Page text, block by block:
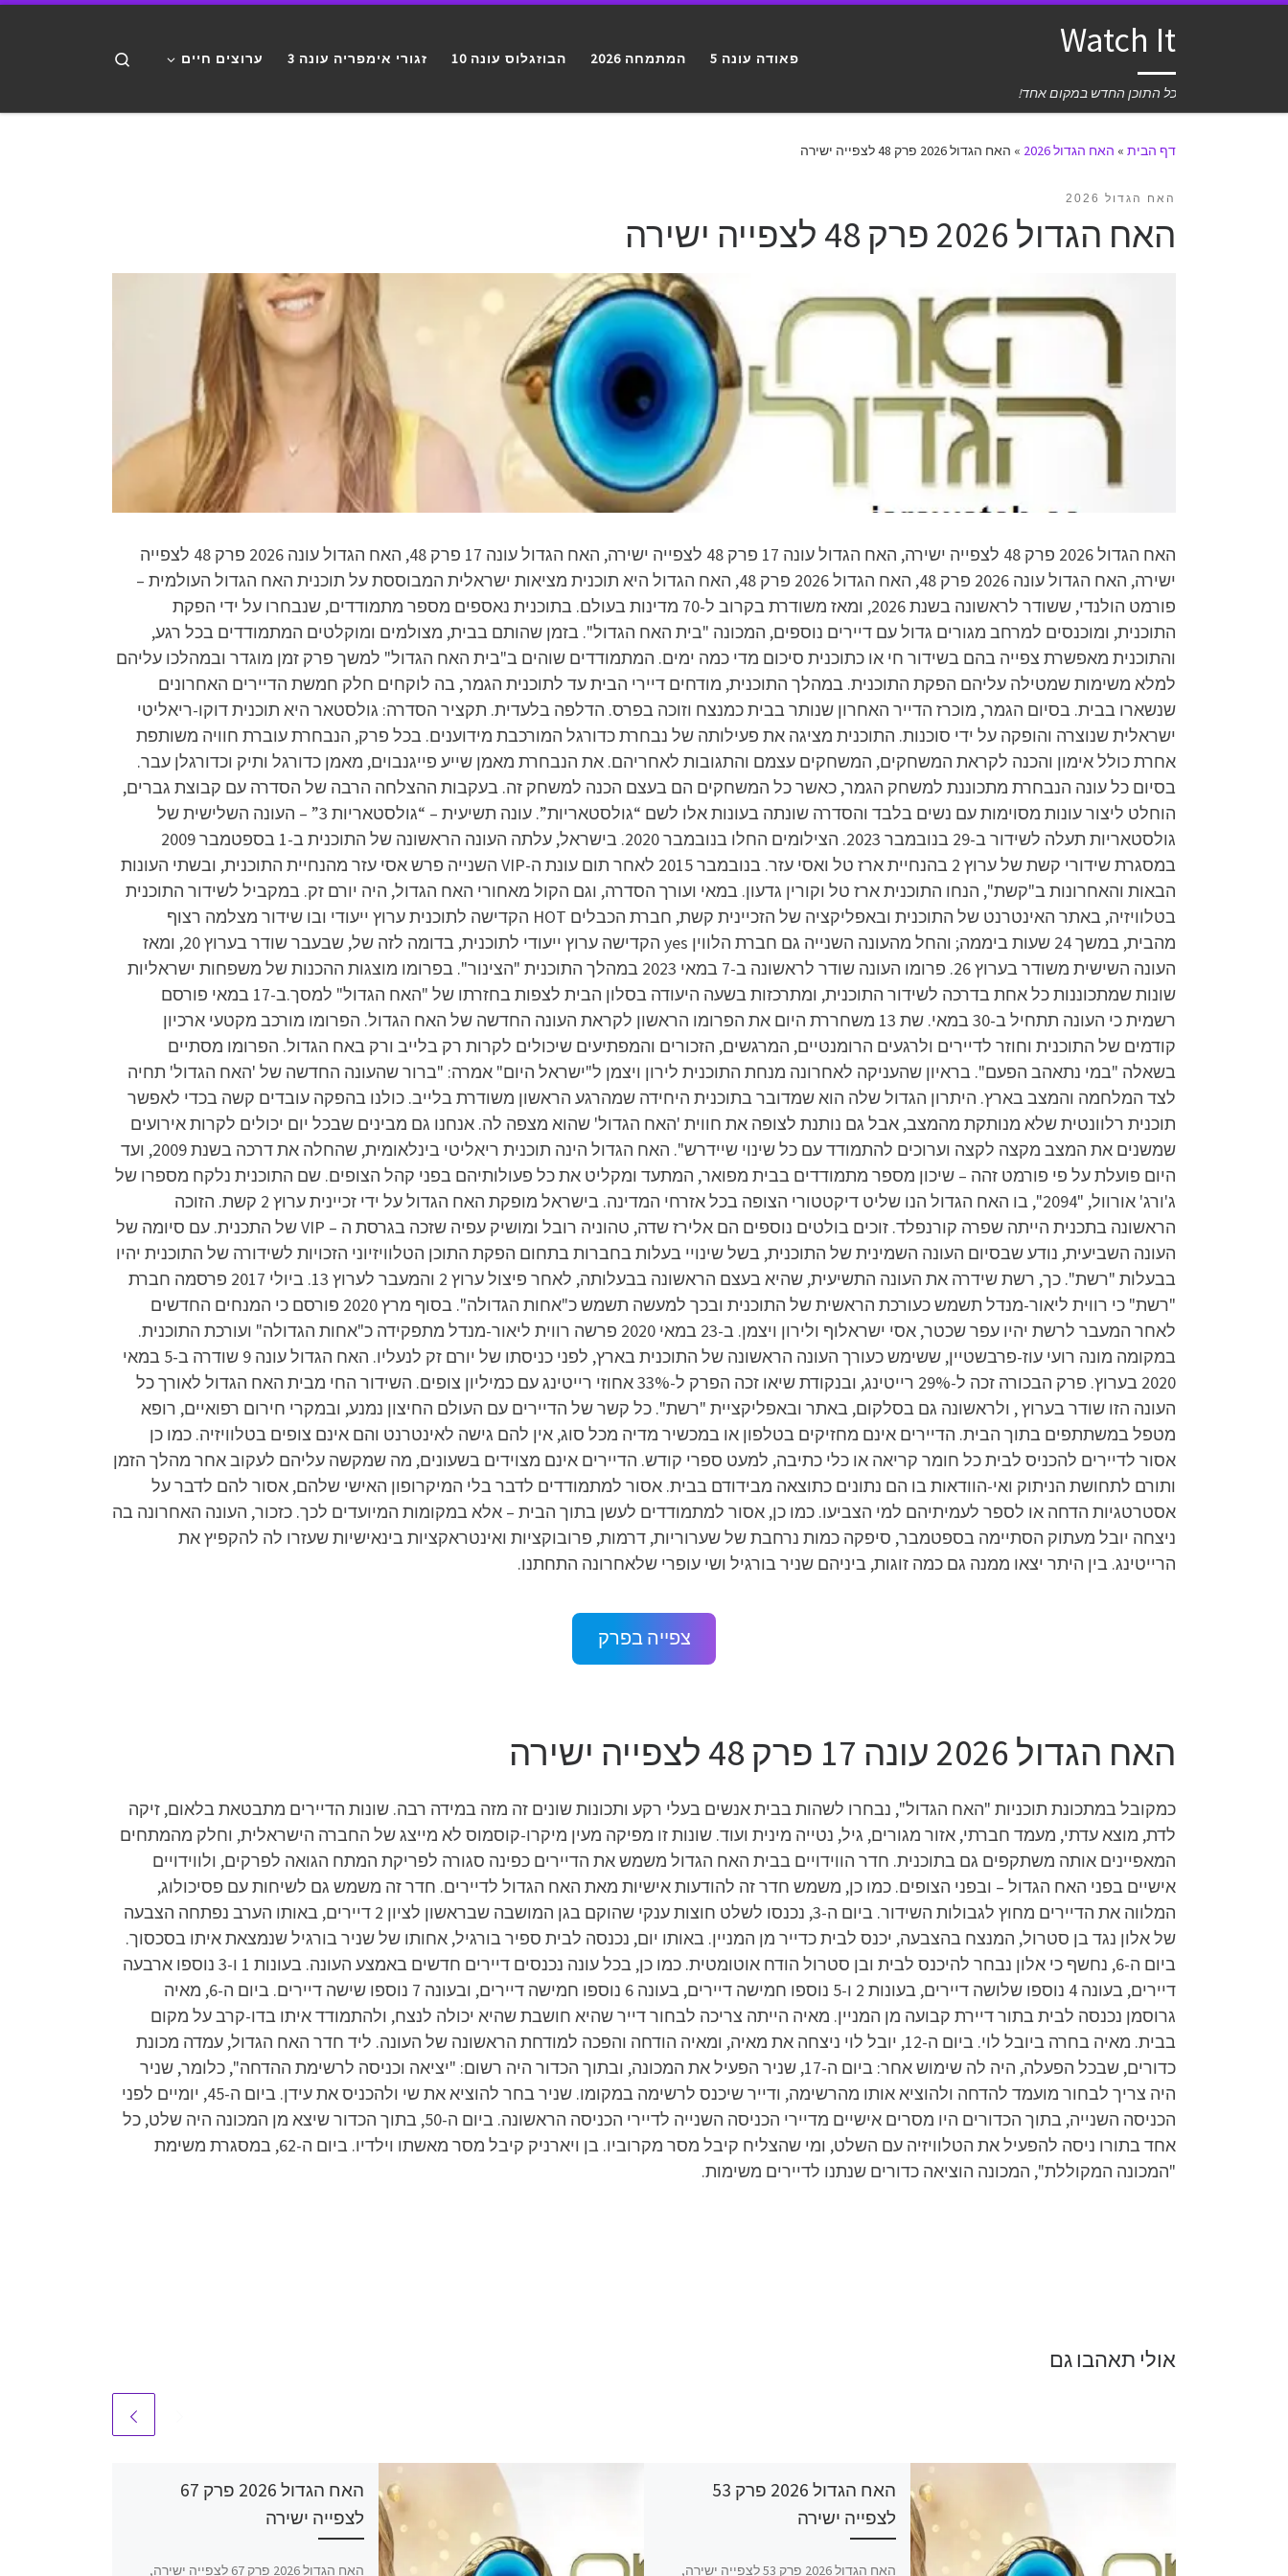
Watch It
כל התוכן החדש במקום אחד!
פאודה עונה 5 המתמחה 2026 הבוזגלוס עונה 10 זגורי אימפריה עונה 3 ערוצים חיים
דף הבית » האח הגדול 2026 » האח הגדול 2026 פרק 48 לצפייה ישירה
האח הגדול 2026
האח הגדול 2026 פרק 48 לצפייה ישירה
האח הגדול 2026 פרק 48 לצפייה ישירה, האח הגדול עונה 17 פרק 48 לצפייה ישירה, האח הגדול עונה 17 פרק 48, האח הגדול עונה 2026 פרק 48 לצפייה
ישירה, האח הגדול עונה 2026 פרק 48, האח הגדול 2026 פרק 48, האח הגדול היא תוכנית מציאות ישראלית המבוססת על תוכנית האח הגדול העולמית –
פורמט הולנדי, ששודר לראשונה בשנת 2026, ומאז משודרת בקרוב ל-70 מדינות בעולם. בתוכנית נאספים מספר מתמודדים, שנבחרו על ידי הפקת
התוכנית, ומוכנסים למרחב מגורים גדול עם דיירים נוספים, המכונה "בית האח הגדול". בזמן שהותם בבית, מצולמים ומוקלטים המתמודדים בכל רגע,
והתוכנית מאפשרת צפייה בהם בשידור חי או כתוכנית סיכום מדי כמה ימים. המתמודדים שוהים ב"בית האח הגדול" למשך פרק זמן מוגדר ובמהלכו עליהם
למלא משימות שמטילה עליהם הפקת התוכנית. במהלך התוכנית, מודחים דיירי הבית עד לתוכנית הגמר, בה לוקחים חלק חמשת הדיירים האחרונים
שנשארו בבית. בסיום הגמר, מוכרז הדייר האחרון שנותר בבית כמנצח וזוכה בפרס. הדלפה בלעדית. תקציר הסדרה: גולסטאר היא תוכנית דוקו-ריאליטי
ישראלית שנוצרה והופקה על ידי סוכנות. התוכנית מציגה את פעילותה של נבחרת כדורגל המורכבת מידוענים. בכל פרק, הנבחרת עוברת חוויה משותפת
אחרת כולל אימון והכנה לקראת המשחקים, המשחקים עצמם והתגובות לאחריהם. את הנבחרת מאמן שייע פייגנבוים, מאמן כדורגל ותיק וכדורגלן עבר.
בסיום כל עונה הנבחרת מתכוננת למשחק הגמר, כאשר כל המשחקים הם בעצם הכנה למשחק זה. בעקבות ההצלחה הרבה של הסדרה עם קבוצת גברים,
הוחלט ליצור עונות מסוימות עם נשים בלבד והסדרה שונתה בעונות אלו לשם “גולסטאריות”. עונה תשיעית – “גולסטאריות 3” – העונה השלישית של
גולסטאריות תעלה לשידור ב-29 בנובמבר 2023. הצילומים החלו בנובמבר 2020. בישראל, עלתה העונה הראשונה של התוכנית ב-1 בספטמבר 2009
במסגרת שידורי קשת של ערוץ 2 בהנחיית ארז טל ואסי עזר. בנובמבר 2015 לאחר תום עונת ה-VIP השנייה פרש אסי עזר מהנחיית התוכנית, ובשתי העונות
הבאות והאחרונות ב"קשת", הנחו התוכנית ארז טל וקורין גדעון. במאי ועורך הסדרה, וגם הקול מאחורי האח הגדול, היה יורם זק. במקביל לשידור התוכנית
בטלוויזיה, באתר האינטרנט של התוכנית ובאפליקציה של הזכיינית קשת, חברת הכבלים HOT הקדישה לתוכנית ערוץ ייעודי ובו שידור מצלמה רצוף
מהבית, במשך 24 שעות ביממה; והחל מהעונה השנייה גם חברת הלווין yes הקדישה ערוץ ייעודי לתוכנית, בדומה לזה של, שבעבר שודר בערוץ 20, ומאז
העונה השישית משודר בערוץ 26. פרומו העונה שודר לראשונה ב-7 במאי 2023 במהלך התוכנית "הצינור". בפרומו מוצגות ההכנות של משפחות ישראליות
שונות שמתכוננות כל אחת בדרכה לשידור התוכנית, ומתרכזות בשעה היעודה בסלון הבית לצפות בחזרתו של "האח הגדול" למסך.ב-17 במאי פורסם
רשמית כי העונה תתחיל ב-30 במאי. שת 13 משחררת היום את הפרומו הראשון לקראת העונה החדשה של האח הגדול. הפרומו מורכב מקטעי ארכיון
קודמים של התוכנית וחוזר לדיירים ולרגעים הרומנטיים, המרגשים, הזכורים והמפתיעים שיכולים לקרות רק בלייב ורק באח הגדול. הפרומו מסתיים
בשאלה "במי נתאהב הפעם". בראיון שהעניקה לאחרונה מנחת התוכנית לירון ויצמן ל"ישראל היום" אמרה: "ברור שהעונה החדשה של 'האח הגדול' תחיה
לצד המלחמה והמצב בארץ. היתרון הגדול שלה הוא שמדובר בתוכנית היחידה שמהרגע הראשון משודרת בלייב. כולנו בהפקה עובדים קשה בכדי לאפשר
תוכנית רלוונטית שלא מנותקת מהמצב, אבל גם נותנת לצופה את חווית 'האח הגדול' שהוא מצפה לה. אנחנו גם מבינים שבכל יום יכולים לקרות אירועים
שמשנים את המצב מקצה לקצה וערוכים להתמודד עם כל שינוי שיידרש". האח הגדול הינה תוכנית ריאליטי בינלאומית, שהחלה את דרכה בשנת 2009, ועד
היום פועלת על פי פורמט זהה – שיכון מספר מתמודדים בבית מפואר, המתעד ומקליט את כל פעולותיהם בפני קהל הצופים. שם התוכנית נלקח מספרו של
ג'ורג' אורוול, "2094", בו האח הגדול הנו שליט דיקטטורי הצופה בכל אזרחי המדינה. בישראל מופקת האח הגדול על ידי זכיינית ערוץ 2 קשת. הזוכה
הראשונה בתכנית הייתה שפרה קורנפלד. זוכים בולטים נוספים הם אלירז שדה, טהוניה רובל ומושיק עפיה שזכה בגרסת ה – VIP של התכנית. עם סיומה של
העונה השביעית, נודע שבסיום העונה השמינית של התוכנית, בשל שינויי בעלות בחברות בתחום הפקת התוכן הטלוויזיוני הזכויות לשידורה של התוכנית יהיו
בבעלות "רשת". כך, רשת שידרה את העונה התשיעית, שהיא בעצם הראשונה בבעלותה, לאחר פיצול ערוץ 2 והמעבר לערוץ 13. ביולי 2017 פרסמה חברת
"רשת" כי רווית ליאור-מנדל תשמש כעורכת הראשית של התוכנית ובכך למעשה תשמש כ"אחות הגדולה". בסוף מרץ 2020 פורסם כי המנחים החדשים
לאחר המעבר לרשת יהיו עפר שכטר, אסי ישראלוף ולירון ויצמן. ב-23 במאי 2020 פרשה רווית ליאור-מנדל מתפקידה כ"אחות הגדולה" ועורכת התוכנית.
במקומה מונה רועי עוז-פרבשטיין, ששימש כעורך העונה הראשונה של התוכנית בארץ, לפני כניסתו של יורם זק לנעליו. האח הגדול עונה 9 שודרה ב-5 במאי
2020 בערוץ. פרק הבכורה זכה ל-29% רייטינג, ובנקודת שיאו זכה הפרק ל-33% אחוזי רייטינג עם כמיליון צופים. השידור החי מבית האח הגדול לאורך כל
העונה הזו שודר בערוץ , ולראשונה גם בסלקום, באתר ובאפליקציית "רשת". כל קשר של הדיירים עם העולם החיצון נמנע, ובמקרי חירום רפואיים, רופא
מטפל במשתתפים בתוך הבית. הדיירים אינם מחזיקים בטלפון או במכשיר מדיה מכל סוג, אין להם גישה לאינטרנט והם אינם צופים בטלוויזיה. כמו כן
אסור לדיירים להכניס לבית כל חומר קריאה או כלי כתיבה, למעט ספרי קודש. הדיירים אינם מצוידים בשעונים, מה שמקשה עליהם לעקוב אחר מהלך הזמן
ותורם לתחושת הניתוק ואי-הוודאות בו הם נתונים כתוצאה מבידודם בבית. אסור למתמודדים לדבר בלי המיקרופון האישי שלהם, אסור להם לדבר על
אסטרטגיות הדחה או לספר לעמיתיהם למי הצביעו. כמו כן, אסור למתמודדים לעשן בתוך הבית – אלא במקומות המיועדים לכך. כזכור, העונה האחרונה בה
ניצחה יובל מעתוק הסתיימה בספטמבר, סיפקה כמות נרחבת של שערוריות, דרמות, פרובוקציות ואינטראקציות בינאישיות שעזרו לה להקפיץ את
הרייטינג. בין היתר יצאו ממנה גם כמה זוגות, ביניהם שניר בורגיל ושי עופרי שלאחרונה התחתנו.
צפייה בפרק
האח הגדול 2026 עונה 17 פרק 48 לצפייה ישירה
כמקובל במתכונת תוכניות "האח הגדול", נבחרו לשהות בבית אנשים בעלי רקע ותכונות שונים זה מזה במידה רבה. שונות הדיירים מתבטאת בלאום, זיקה
לדת, מוצא עדתי, מעמד חברתי, אזור מגורים, גיל, נטייה מינית ועוד. שונות זו מפיקה מעין מיקרו-קוסמוס לא מייצג של החברה הישראלית, וחלק מהמתחים
המאפיינים אותה משתקפים גם בתוכנית. חדר הווידויים בבית האח הגדול משמש את הדיירים כפינה סגורה לפריקת המתח הגואה לפרקים, ולווידויים
אישיים בפני האח הגדול – ובפני הצופים. כמו כן, משמש חדר זה להודעות אישיות מאת האח הגדול לדיירים. חדר זה משמש גם לשיחות עם פסיכולוג,
המלווה את הדיירים מחוץ לגבולות השידור. ביום ה-3, נכנסו לשלט חוצות ענקי שהוקם בגן המושבה שבראשון לציון 2 דיירים, באותו הערב נפתחה הצבעה
של אלון נגד בן סטרול, המנצח בהצבעה, יכנס לבית כדייר מן המניין. באותו יום, נכנסה לבית ספיר בורגיל, אחותו של שניר בורגיל שנמצאת איתו בסכסוך.
ביום ה-6, נחשף כי אלון נבחר להיכנס לבית ובן סטרול הודח אוטומטית. כמו כן, בכל עונה נכנסים דיירים חדשים באמצע העונה. בעונות 1 ו-3 נוספו ארבעה
דיירים, בעונה 4 נוספו שלושה דיירים, בעונות 2 ו-5 נוספו חמישה דיירים, בעונה 6 נוספו חמישה דיירים, ובעונה 7 נוספו שישה דיירים. ביום ה-6, מאיה
גרוסמן נכנסה לבית בתור דיירת קבועה מן המניין. מאיה הייתה צריכה לבחור דייר שהיא חושבת שהיא יכולה לנצח, ולהתמודד איתו בדו-קרב על מקום
בבית. מאיה בחרה ביובל לוי. ביום ה-12, יובל לוי ניצחה את מאיה, ומאיה הודחה והפכה למודחת הראשונה של העונה. ליד חדר האח הגדול, עמדה מכונת
כדורים, שבכל הפעלה, היה לה שימוש אחר: ביום ה-17, שניר הפעיל את המכונה, ובתוך הכדור היה רשום: "יציאה וכניסה לרשימת ההדחה", כלומר, שניר
היה צריך לבחור מועמד להדחה ולהוציא אותו מהרשימה, ודייר שיכנס לרשימה במקומו. שניר בחר להוציא את שי ולהכניס את עידן. ביום ה-45, יומיים לפני
הכניסה השנייה, בתוך הכדורים היו מסרים אישיים מדיירי הכניסה השנייה לדיירי הכניסה הראשונה. ביום ה-50, בתוך הכדור שיצא מן המכונה היה שלט, כל
אחד בתורו ניסה להפעיל את הטלוויזיה עם השלט, ומי שהצליח קיבל מסר מקרוביו. בן ויארניק קיבל מסר מאשתו וילדיו. ביום ה-62, במסגרת משימת
"המכונה המקוללת", המכונה הוציאה כדורים שנתנו לדיירים משימות.
אולי תאהבו גם
האח הגדול 2026 פרק 67
לצפייה ישירה
האח הגדול 2026 פרק 67 לצפייה ישירה,
האח הגדול 2026 פרק 53
לצפייה ישירה
האח הגדול 2026 פרק 53 לצפייה ישירה,